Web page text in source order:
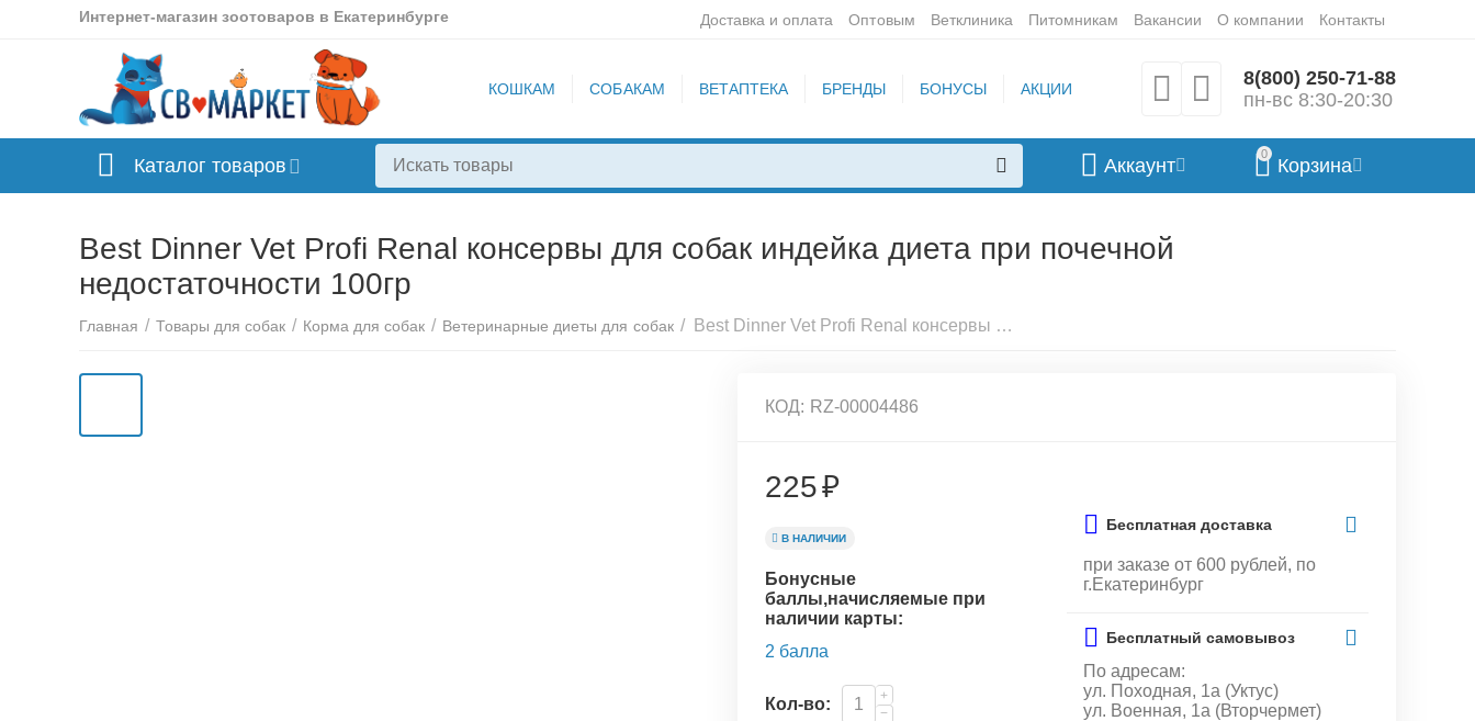
Интернет-магазин зоотоваров в Екатеринбурге Доставка и оплата Оптовым Ветклиника Питомникам Вакансии О компании Контакты
КОШКАМ СОБАКАМ ВЕТАПТЕКА БРЕНДЫ БОНУСЫ АКЦИИ
8(800) 250-71-88
пн-вс 8:30-20:30
Каталог товаров
0
Корзина
Аккаунт
Best Dinner Vet Profi Renal консервы для собак индейка диета при почечной
недостаточности 100гр
Главная / Товары для собак / Корма для собак / Ветеринарные диеты для собак / Best Dinner Vet Profi Renal консервы для собак индейка диета при почечной недостаточности 100гр
КОД: RZ-00004486
225₽
В НАЛИЧИИ
Бонусные
баллы,начисляемые при
наличии карты:
2 балла
Кол-во:
+
−
Бесплатная доставка
при заказе от 600 рублей, по
г.Екатеринбург
Бесплатный самовывоз
По адресам:
ул. Походная, 1а (Уктус)
ул. Военная, 1а (Вторчермет)